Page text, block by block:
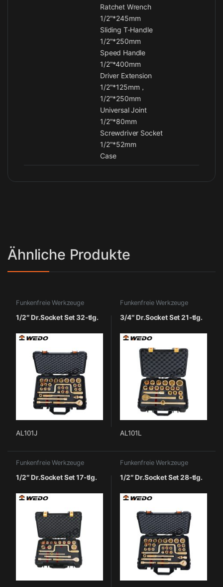
Ratchet Wrench
1/2"*245mm
Sliding T-Handle
1/2"*250mm
Speed Handle
1/2"*400mm
Driver Extension
1/2"*125mm，
1/2"*250mm
Universal Joint
1/2"*80mm
Screwdriver Socket
1/2"*52mm
Case
Ähnliche Produkte
Funkenfreie Werkzeuge
1/2″ Dr.Socket Set 32-tlg.
AL101J
Funkenfreie Werkzeuge
3/4″ Dr.Socket Set 21-tlg.
AL101L
Funkenfreie Werkzeuge
1/2″ Dr.Socket Set 17-tlg.
Funkenfreie Werkzeuge
1/2″ Dr.Socket Set 28-tlg.